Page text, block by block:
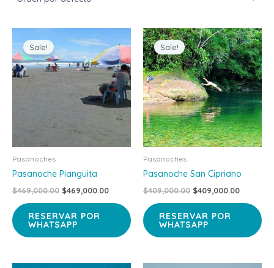
Sale!
Pasanoches
Pasanoche Pianguita
$469,000.00
price
was:
$469,000.00.
$469,000.00
price
is:
$469,000.00.
RESERVAR POR
WHATSAPP
Sale!
Pasanoches
Pasanoche San Cipriano
$409,000.00
Original
price
was:
$409,000.00.
$409,000.00
Current
price
is:
RESERVAR POR
WHATSAPP